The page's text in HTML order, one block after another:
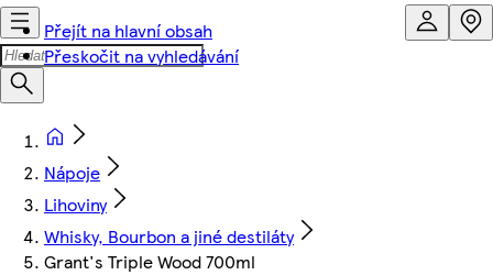
Přejít na hlavní obsah
Přeskočit na vyhledávání
Nápoje
Lihoviny
Whisky, Bourbon a jiné destiláty
Grant's Triple Wood 700ml